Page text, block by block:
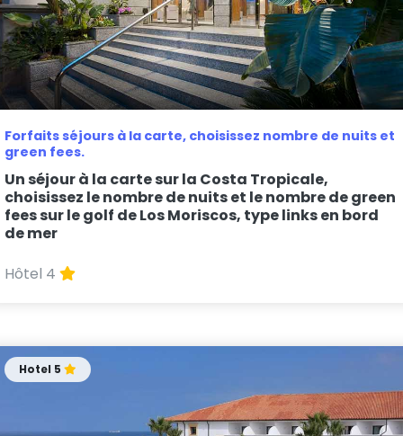
Forfaits séjours à la carte, choisissez nombre de nuits et
green fees.
Un séjour à la carte sur la Costa Tropicale,
choisissez le nombre de nuits et le nombre de green
fees sur le golf de Los Moriscos, type links en bord
de mer
Hôtel 4
Hotel 5